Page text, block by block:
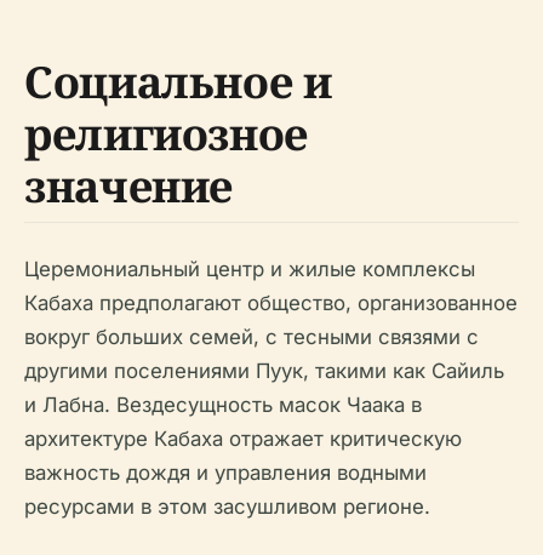
Социальное и
религиозное
значение
Церемониальный центр и жилые комплексы
Кабаха предполагают общество, организованное
вокруг больших семей, с тесными связями с
другими поселениями Пуук, такими как Сайиль
и Лабна. Вездесущность масок Чаака в
архитектуре Кабаха отражает критическую
важность дождя и управления водными
ресурсами в этом засушливом регионе.